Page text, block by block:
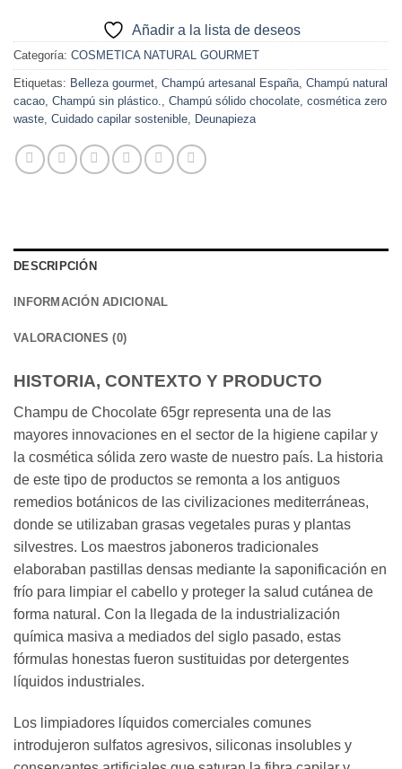
Añadir a la lista de deseos
Categoría: COSMETICA NATURAL GOURMET
Etiquetas: Belleza gourmet, Champú artesanal España, Champú natural
cacao, Champú sin plástico., Champú sólido chocolate, cosmética zero
waste, Cuidado capilar sostenible, Deunapieza
DESCRIPCIÓN
INFORMACIÓN ADICIONAL
VALORACIONES (0)
HISTORIA, CONTEXTO Y PRODUCTO
Champu de Chocolate 65gr representa una de las
mayores innovaciones en el sector de la higiene capilar y
la cosmética sólida zero waste de nuestro país. La historia
de este tipo de productos se remonta a los antiguos
remedios botánicos de las civilizaciones mediterráneas,
donde se utilizaban grasas vegetales puras y plantas
silvestres. Los maestros jaboneros tradicionales
elaboraban pastillas densas mediante la saponificación en
frío para limpiar el cabello y proteger la salud cutánea de
forma natural. Con la llegada de la industrialización
química masiva a mediados del siglo pasado, estas
fórmulas honestas fueron sustituidas por detergentes
líquidos industriales.
Los limpiadores líquidos comerciales comunes
introdujeron sulfatos agresivos, siliconas insolubles y